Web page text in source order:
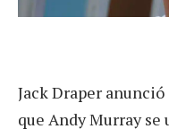
Jack Draper
que Andy Murray se